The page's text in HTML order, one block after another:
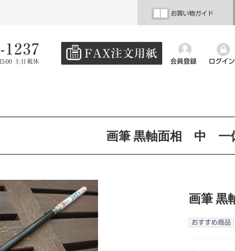
お買い物ガイド
会員登録 ログイン
画筆 黒軸面相 中 一
画筆
おすすめ商品